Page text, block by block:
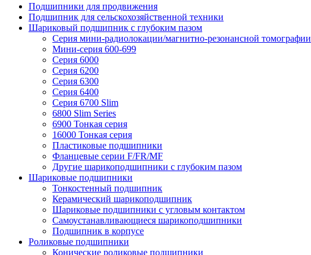
Подшипники для продвижения
Подшипник для сельскохозяйственной техники
Шариковый подшипник с глубоким пазом
Серия мини-радиолокации/магнитно-резонансной томографии
Мини-серия 600-699
Серия 6000
Серия 6200
Серия 6300
Серия 6400
Серия 6700 Slim
6800 Slim Series
6900 Тонкая серия
16000 Тонкая серия
Пластиковые подшипники
Фланцевые серии F/FR/MF
Другие шарикоподшипники с глубоким пазом
Шариковые подшипники
Тонкостенный подшипник
Керамический шарикоподшипник
Шариковые подшипники с угловым контактом
Самоустанавливающиеся шарикоподшипники
Подшипник в корпусе
Роликовые подшипники
Конические роликовые подшипники